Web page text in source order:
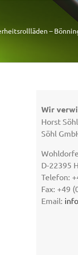
–
Wir
Horst
Söhl
D-22395
Telefon:
Fax: +49
Email: